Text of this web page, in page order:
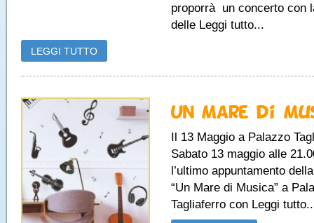
proporrà un concerto con
delle Leggi tutto...
LEGGI TUTTO
Un Mare di
Il 13 Maggio a Palazzo
Sabato 13 maggio alle
l’ultimo appuntamento
“Un Mare di Musica” a
Tagliaferro con Leggi